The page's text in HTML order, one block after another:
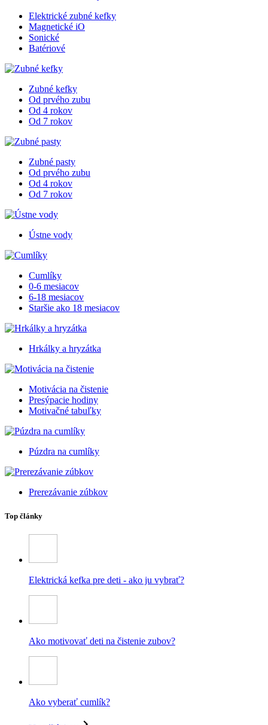
Elektrické zubné kefky
Magnetické iO
Sonické
Batériové
Zubné kefky
Od prvého zubu
Od 4 rokov
Od 7 rokov
Zubné pasty
Od prvého zubu
Od 4 rokov
Od 7 rokov
Ústne vody
Cumlíky
0-6 mesiacov
6-18 mesiacov
Staršie ako 18 mesiacov
Hrkálky a hryzátka
Motivácia na čistenie
Presýpacie hodiny
Motivačné tabuľky
Púzdra na cumlíky
Prerezávanie zúbkov
Top články
Elektrická kefka pre deti - ako ju vybrať?
Ako motivovať deti na čistenie zubov?
Ako vyberať cumlík?